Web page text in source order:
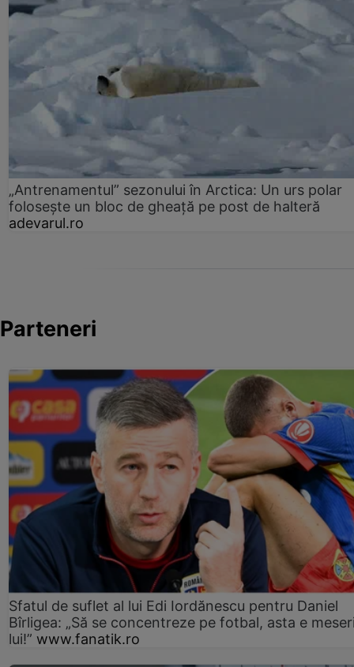
„Antrenamentul” sezonului în Arctica: Un urs polar
folosește un bloc de gheață pe post de halteră
adevarul.ro
Parteneri
Sfatul de suflet al lui Edi Iordănescu pentru Daniel
Bîrligea: „Să se concentreze pe fotbal, asta e
lui!” www.fanatik.ro